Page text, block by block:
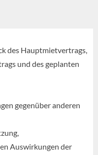
des Hauptmietvertrags,
und des geplanten
gegenüber anderen
Auswirkungen der